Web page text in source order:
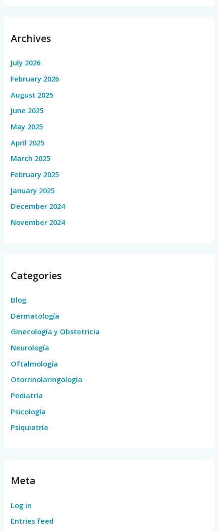
Archives
July 2026
February 2026
August 2025
June 2025
May 2025
April 2025
March 2025
February 2025
January 2025
December 2024
November 2024
Categories
Blog
Dermatología
Ginecología y Obstetricia
Neurología
Oftalmología
Otorrinolaringología
Pediatría
Psicología
Psiquiatría
Meta
Log in
Entries feed